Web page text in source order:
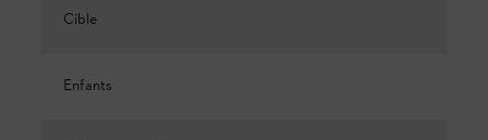
Cible
Enfants